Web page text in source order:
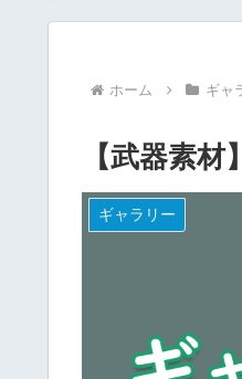
ホーム ギャ
【武器素
ギャラリー